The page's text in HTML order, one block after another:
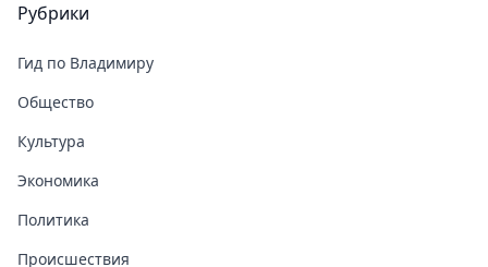
Рубрики
Гид по Владимиру
Общество
Культура
Экономика
Политика
Происшествия